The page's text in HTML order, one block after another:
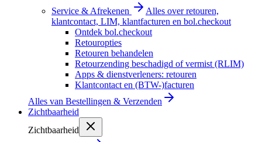
Service & Afrekenen
Alles over retouren,
klantcontact, LIM, klantfacturen en bol.checkout
Ontdek bol.checkout
Retouropties
Retouren behandelen
Retourzending beschadigd of vermist (RLIM)
Apps & dienstverleners: retouren
Klantcontact en (BTW-)facturen
Alles van Bestellingen & Verzenden
Zichtbaarheid
Zichtbaarheid